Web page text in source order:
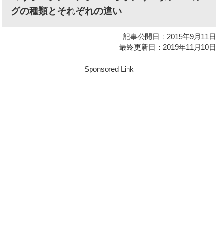
グの種類とそれぞれの違い
記事公開日：2015年9月11日
最終更新日：2019年11月10日
Sponsored Link